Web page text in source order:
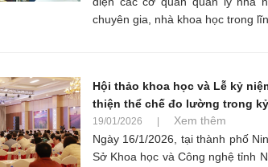
chuyên gia, nhà khoa học trong
Hội thảo khoa học và Lễ kỷ
thiện thể chế đo lường trong
19/01/2026 |
Xem thêm
Ngày 16/1/2026, tại thành phố
Sở Khoa học và Công nghệ tỉnh